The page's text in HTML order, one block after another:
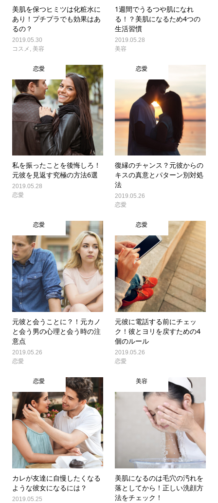
美肌を保つヒミツは化粧水に
あり！プチプラでも効果はあ
るの？
2019.05.30
コスメ
美容
1週間でうるつや肌になれ
る！？美肌になるため4つの
生活習慣
2019.05.28
美容
恋愛
私を振ったことを後悔しろ！
元彼を見返す究極の方法6選
2019.05.28
恋愛
恋愛
復縁のチャンス？元彼からの
キスの真意とパターン別対処
法
2019.05.26
恋愛
恋愛
元彼と会うことに？！元カノ
と会う男の心理と会う時の注
意点
2019.05.26
恋愛
恋愛
元彼に電話する前にチェッ
ク！彼とヨリを戻すための4
個のルール
2019.05.26
恋愛
恋愛
カレが友達に自慢したくなる
ような彼女になるには？
2019.05.25
美容
美肌になるのは毛穴の汚れを
落としてから！正しい洗顔方
法をチェック！